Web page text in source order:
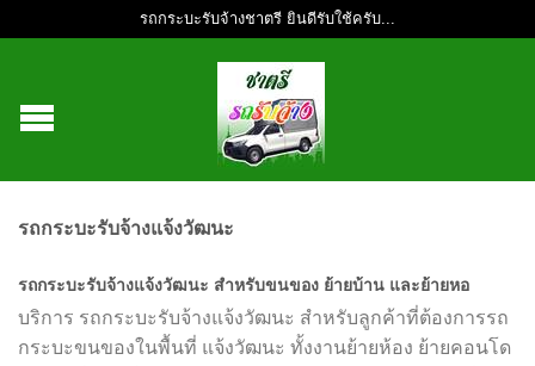
รถกระบะรับจ้างชาตรี ยินดีรับใช้ครับ...
รถกระบะรับจ้างแจ้งวัฒนะ
รถกระบะรับจ้างแจ้งวัฒนะ สำหรับขนของ ย้ายบ้าน และย้ายหอ
บริการ รถกระบะรับจ้างแจ้งวัฒนะ สำหรับลูกค้าที่ต้องการรถ
กระบะขนของในพื้นที่ แจ้งวัฒนะ ทั้งงานย้ายห้อง ย้ายคอนโด